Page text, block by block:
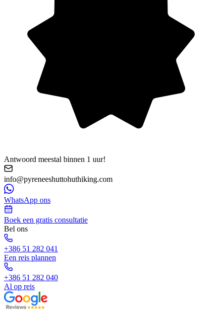
Antwoord meestal binnen 1 uur!
info@pyreneeshuttohuthiking.com
WhatsApp ons
Boek een gratis consultatie
Bel ons
+386 51 282 041
Een reis plannen
+386 51 282 040
Al op reis